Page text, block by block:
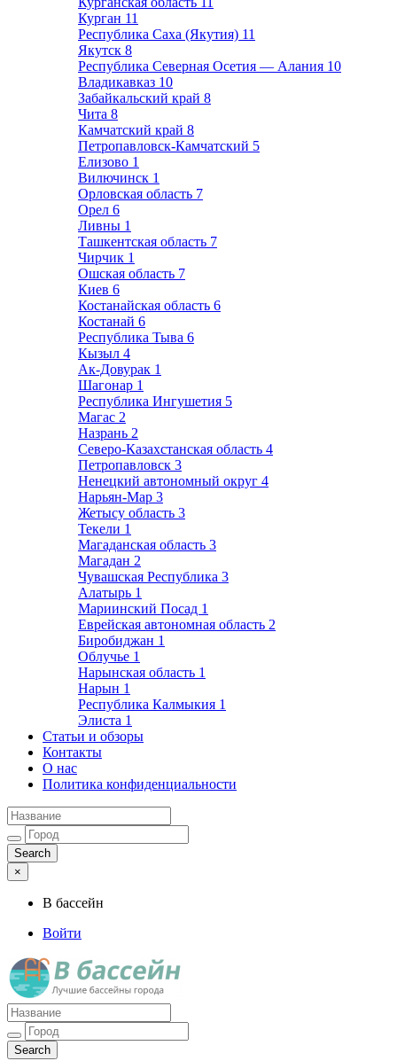
Курган 11
Республика Саха (Якутия) 11
Якутск 8
Республика Северная Осетия — Алания 10
Владикавказ 10
Забайкальский край 8
Чита 8
Камчатский край 8
Петропавловск-Камчатский 5
Елизово 1
Вилючинск 1
Орловская область 7
Орел 6
Ливны 1
Ташкентская область 7
Чирчик 1
Ошская область 7
Киев 6
Костанайская область 6
Костанай 6
Республика Тыва 6
Кызыл 4
Ак-Довурак 1
Шагонар 1
Республика Ингушетия 5
Магас 2
Назрань 2
Северо-Казахстанская область 4
Петропавловск 3
Ненецкий автономный округ 4
Нарьян-Мар 3
Жетысу область 3
Текели 1
Магаданская область 3
Магадан 2
Чувашская Республика 3
Алатырь 1
Мариинский Посад 1
Еврейская автономная область 2
Биробиджан 1
Облучье 1
Нарынская область 1
Нарын 1
Республика Калмыкия 1
Элиста 1
Статьи и обзоры
Контакты
О нас
Политика конфиденциальности
×
В бассейн
Войти
Лучшие бассейны города